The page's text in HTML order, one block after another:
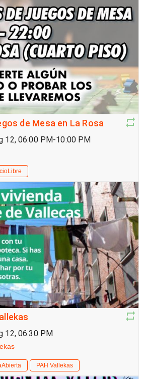
de Mesa en La Rosa
12, 06:00 PM-10:00 PM
12, 06:30 PM
PAH Vallekas